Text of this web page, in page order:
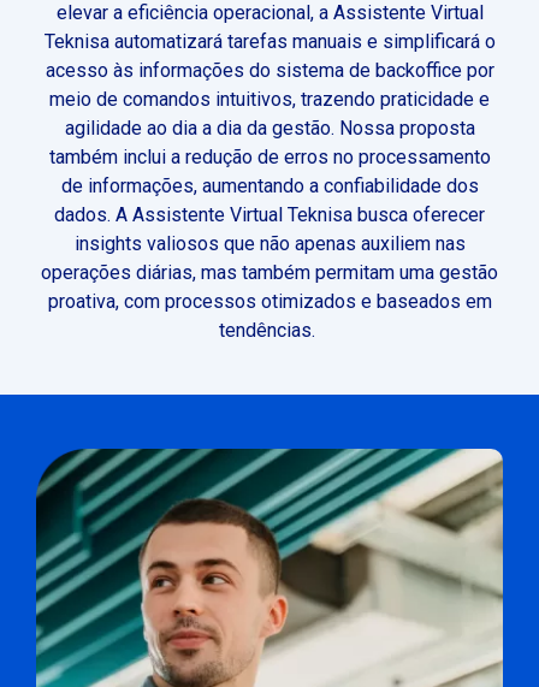
elevar a eficiência operacional, a Assistente Virtual
Teknisa automatizará tarefas manuais e simplificará o
acesso às informações do sistema de backoffice por
meio de comandos intuitivos, trazendo praticidade e
agilidade ao dia a dia da gestão. Nossa proposta
também inclui a redução de erros no processamento
de informações, aumentando a confiabilidade dos
dados. A Assistente Virtual Teknisa busca oferecer
insights valiosos que não apenas auxiliem nas
operações diárias, mas também permitam uma gestão
proativa, com processos otimizados e baseados em
tendências.